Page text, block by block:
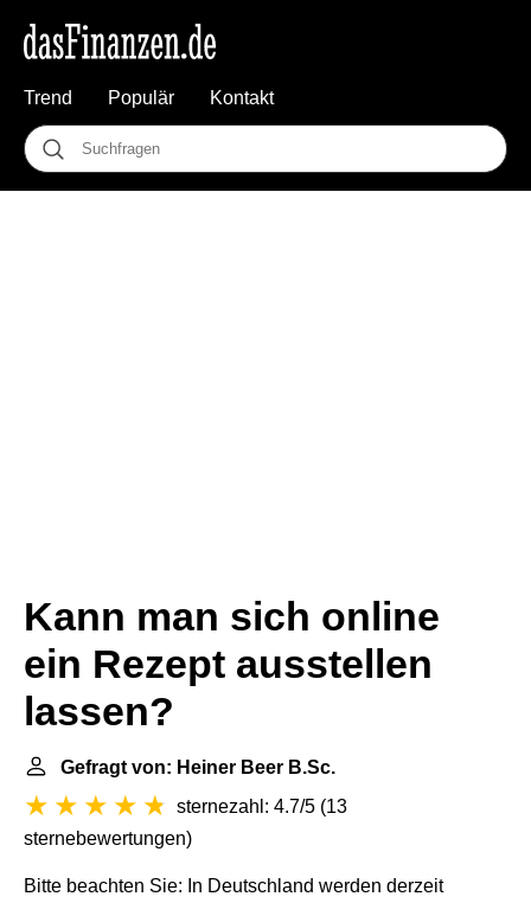
Trend Populär Kontakt
Kann man sich online
ein Rezept ausstellen
lassen?
Gefragt von: Heiner Beer B.Sc.
sternezahl: 4.7/5 (13
sternebewertungen)
Bitte beachten Sie: In Deutschland werden derzeit